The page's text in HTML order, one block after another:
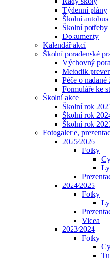
Týdenní plány
Školní autobus
Školní potřeby
Dokumenty
Kalendář akcí
Školní poradenské
Výchovný
Metodik
Péče o nadané
Formuláře ke
Školní akce
Školní rok
Školní rok
Školní rok
Fotogalerie,
2025⁄2026
Fotky
2024⁄2025
Fotky
Videa
2023⁄2024
Fotky